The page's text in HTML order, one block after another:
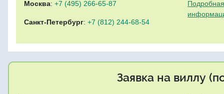
Москва: +7 (495) 266-65-87
Санкт-Петербург: +7 (812) 244-68-54
Заявка на виллу